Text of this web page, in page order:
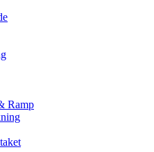
Ramp